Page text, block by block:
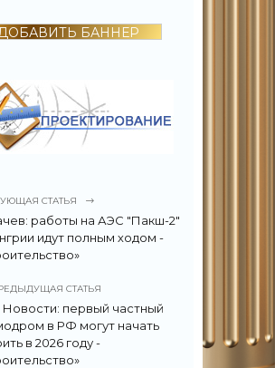
БАННЕР
СТАТЬЯ
работы на АЭС "Пакш-2"
идут полным ходом -
СТАТЬЯ
первый частный
в РФ могут начать
в 2026 году -